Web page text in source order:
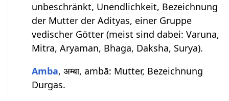
unbeschränkt, Unendlichkeit, Bezeichnung
der Mutter der Adityas, einer Gruppe
vedischer Götter (meist sind dabei: Varuna,
Mitra, Aryaman, Bhaga, Daksha, Surya).
Amba, अम्बा, ambā: Mutter, Bezeichnung
Durgas.